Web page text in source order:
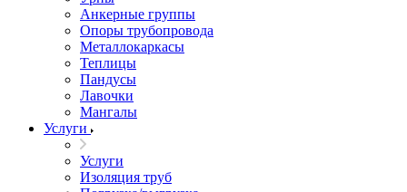
Анкерные группы
Опоры трубопровода
Металлокаркасы
Теплицы
Пандусы
Лавочки
Мангалы
Услуги
Услуги
Изоляция труб